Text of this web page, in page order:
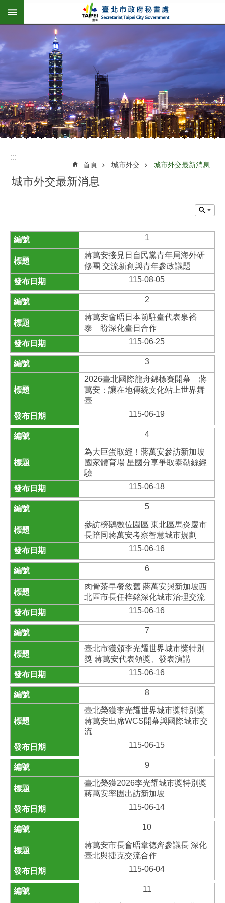
跳到主要內容區塊
:::
首頁 城市外交 城市外交最新消息
城市外交最新消息
1
蔣萬安接見日自民黨青年局海外研
修團 交流新創與青年參政議題
115-08-05
2
蔣萬安會晤日本前駐臺代表泉裕
泰 盼深化臺日合作
115-06-25
3
2026臺北國際龍舟錦標賽開幕 蔣
萬安：讓在地傳統文化站上世界舞
臺
115-06-19
4
為大巨蛋取經！蔣萬安參訪新加坡
國家體育場 星國分享爭取泰勒絲經
驗
115-06-18
5
參訪榜鵝數位園區 東北區馬炎慶市
長陪同蔣萬安考察智慧城市規劃
115-06-16
6
肉骨茶早餐敘舊 蔣萬安與新加坡西
北區市長任梓銘深化城市治理交流
115-06-16
7
臺北市獲頒李光耀世界城市獎特別
獎 蔣萬安代表領獎、發表演講
115-06-16
8
臺北榮獲李光耀世界城市獎特別獎
蔣萬安出席WCS開幕與國際城市交
流
115-06-15
9
臺北榮獲2026李光耀城市獎特別獎
蔣萬安率團出訪新加坡
115-06-14
10
蔣萬安市長會晤韋德齊參議長 深化
臺北與捷克交流合作
115-06-04
11